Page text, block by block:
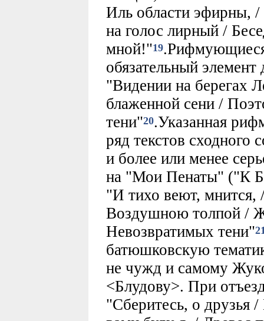
Иль области эфирны,
на голос лирный /
мной!"19
обязательный
"Видении на берегах
блаженной сени /
тени"20.Указанная
ряд текстов сходного
и более или менее
на "Мои Пенаты" ("К
"И тихо веют, мнится,
Воздушною толпой /
Невозвратимых тени"
батюшковскую
не чужд и самому
<Блудову>. При
"Сберитесь, о друзья